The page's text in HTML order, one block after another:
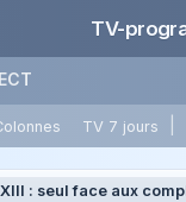
TV-
TV 7 jours
: seul face aux